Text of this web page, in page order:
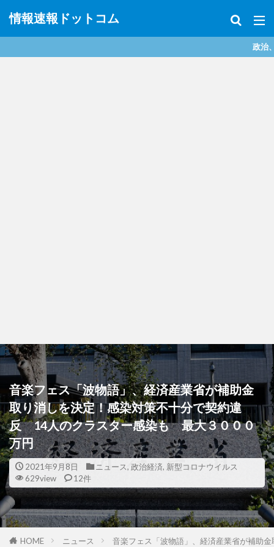
情報速報ドットコム
政治、経済、地震、放
音楽フェス「波物語」、経済産業省が補助金
取り消しを決定！感染対策不十分で契約違
反 14人のクラスター感染も 最大３０００
万円
2021年9月8日 ニュース, 政治経済, 新型コロナウイルス
629view
12件
HOME ニュース 音楽フェス「波物語」、経済産業省が補助